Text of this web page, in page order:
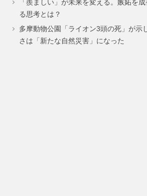
ー
ジ
「羨ましい」が未来を変える。嫉妬を
る思考とは？
多摩動物公園「ライオン3頭の死」が示
さは「新たな自然災害」になった